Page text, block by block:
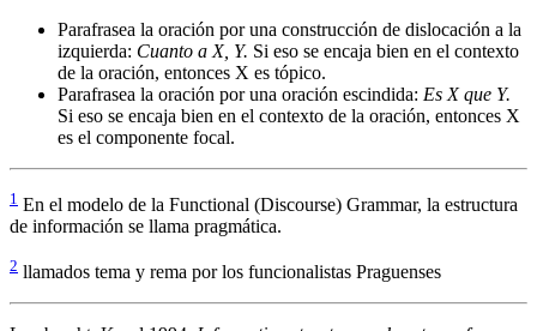
Parafrasea la oración por una construcción de dislocación a la
izquierda: Cuanto a X, Y. Si eso se encaja bien en el contexto
de la oración, entonces X es tópico.
Parafrasea la oración por una oración escindida: Es X que Y.
Si eso se encaja bien en el contexto de la oración, entonces X
es el componente focal.
1 En el modelo de la Functional (Discourse) Grammar, la estructura
de información se llama pragmática.
2 llamados tema y rema por los funcionalistas Praguenses